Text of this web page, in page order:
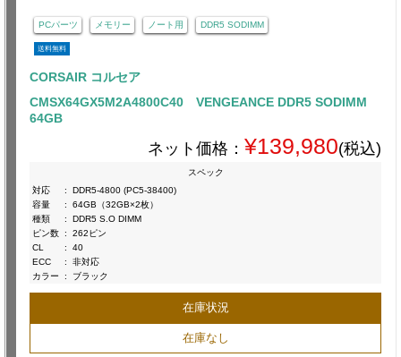
PCパーツ メモリー ノート用 DDR5 SODIMM
送料無料
CORSAIR コルセア
CMSX64GX5M2A4800C40 VENGEANCE DDR5 SODIMM
64GB
ネット価格： ¥139,980(税込)
スペック
対応
:
DDR5-4800 (PC5-38400)
容量
:
64GB（32GB×2枚）
種類
:
DDR5 S.O DIMM
ピン数 :
262ピン
CL
:
40
ECC
:
非対応
カラー
: ブラック
在庫状況
在庫なし